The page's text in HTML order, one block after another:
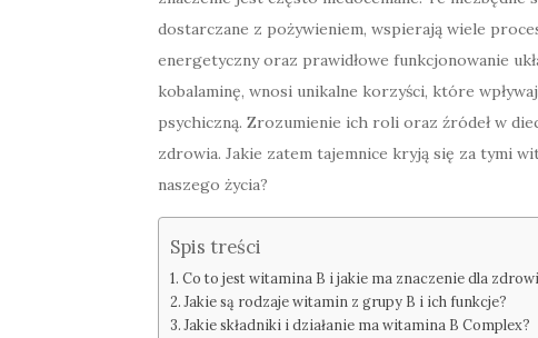
dostarczane z pożywieniem, wspierają wiele
energetyczny oraz prawidłowe funkcjonowanie
kobalaminę, wnosi unikalne korzyści, które
psychiczną. Zrozumienie ich roli oraz źródeł w
zdrowia. Jakie zatem tajemnice kryją się za tymi
naszego życia?
Spis treści
Co to jest witamina B i jakie ma znaczenie dla
Jakie są rodzaje witamin z grupy B i ich funkcje?
Jakie składniki i działanie ma witamina B Complex?